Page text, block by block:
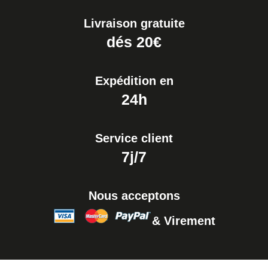
Extracteur de Bracelet de
Montre Facile
Livraison gratuite
dés 20€
Expédition en
24h
Service client
7j/7
Nous acceptons
& Virement